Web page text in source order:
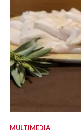
MULTIMEDIA